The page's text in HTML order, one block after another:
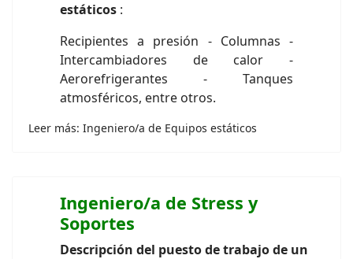
estáticos :
Recipientes a presión - Columnas -
Intercambiadores de calor -
Aerorefrigerantes - Tanques
atmosféricos, entre otros.
Leer más: Ingeniero/a de Equipos estáticos
Ingeniero/a de Stress y
Soportes
Descripción del puesto de trabajo de un